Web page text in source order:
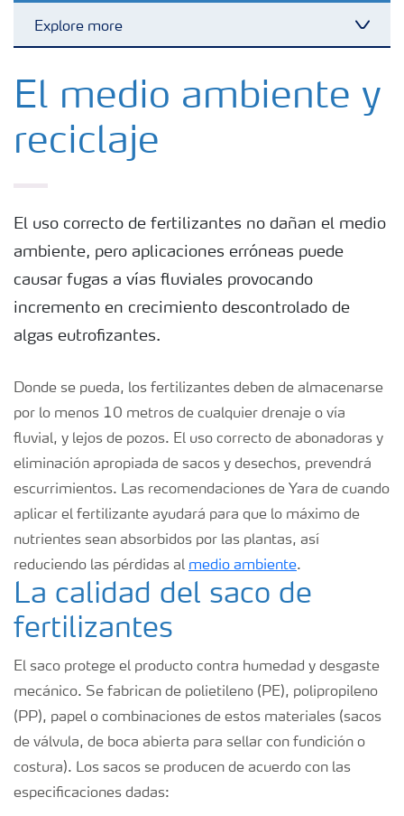
Explore more
Fertilizantes con baja Huella de Carbono
Fertilizantes
Almacenaje y manejo de fertilizantes
Soluciones por cultivos
El medio ambiente y
reciclaje
El uso correcto de fertilizantes no dañan el medio
ambiente, pero aplicaciones erróneas puede
causar fugas a vías fluviales provocando
incremento en crecimiento descontrolado de
algas eutrofizantes.
Donde se pueda, los fertilizantes deben de almacenarse
por lo menos 10 metros de cualquier drenaje o vía
fluvial, y lejos de pozos. El uso correcto de abonadoras y
eliminación apropiada de sacos y desechos, prevendrá
escurrimientos. Las recomendaciones de Yara de cuando
aplicar el fertilizante ayudará para que lo máximo de
nutrientes sean absorbidos por las plantas, así
reduciendo las pérdidas al medio ambiente.
La calidad del saco de
fertilizantes
El saco protege el producto contra humedad y desgaste
mecánico. Se fabrican de polietileno (PE), polipropileno
(PP), papel o combinaciones de estos materiales (sacos
de válvula, de boca abierta para sellar con fundición o
costura). Los sacos se producen de acuerdo con las
especificaciones dadas: